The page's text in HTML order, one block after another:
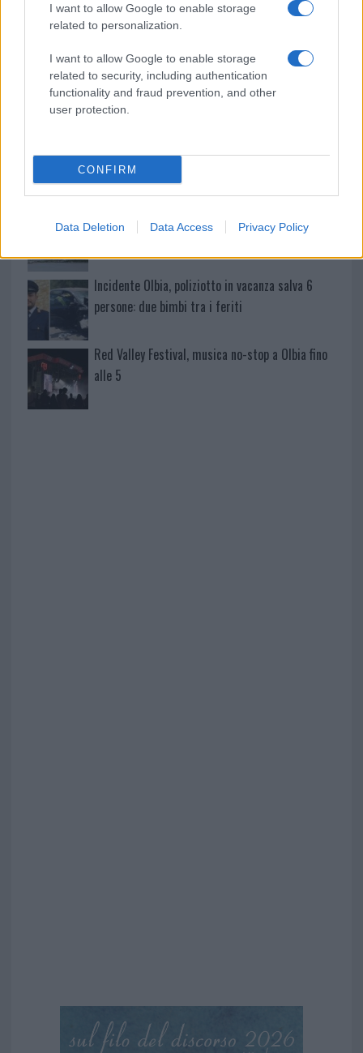
I want to allow Google to enable storage
related to personalization.
I want to allow Google to enable storage
related to security, including authentication
functionality and fraud prevention, and other
user protection.
CONFIRM
Data Deletion Data Access Privacy Policy
La Maddalena, festa per i 30 anni del Diving
center di Tegge
Esce di strada con l’auto ad Arzachena: ferito il
conducente
del fuoco
Meteo Olbia 6 agosto, migliora il tempo in
Incidente Olbia, poliziotto in vacanza salva 6
persone: due bimbi tra i feriti
Red Valley Festival, musica no-stop a Olbia fino
alle 5